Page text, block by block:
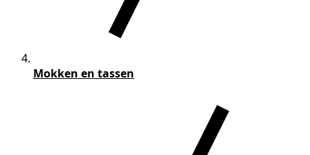
Mokken en tassen